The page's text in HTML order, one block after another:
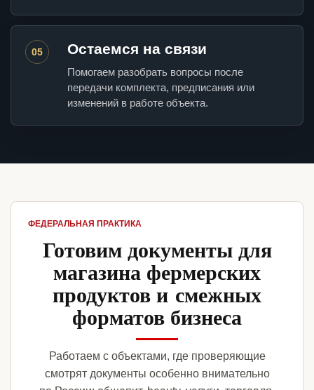
05 Остаемся на связи
Помогаем разобрать вопросы после
передачи комплекта, предписания или
изменений в работе объекта.
ФЕДЕРАЛЬНАЯ ПРАКТИКА
Готовим документы для
магазина фермерских
продуктов и смежных
форматов бизнеса
Работаем с объектами, где проверяющие
смотрят документы особенно внимательно